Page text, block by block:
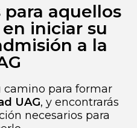
para aquellos
iniciar su
a la
para formar
UAG, y encontrarás
necesarios para